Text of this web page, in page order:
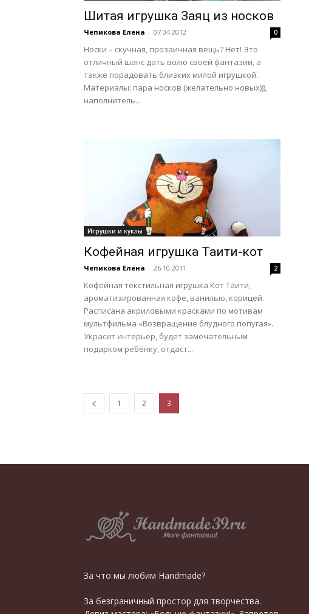
Шитая игрушка Заяц из носков
Чепикова Елена - 07.04.2012 0
Носки – скучная, прозаичная вещь? Нет! Это
отличный шанс дать волю своей фантазии, а
также порадовать близких милой игрушкой.
Материалы: пара носков (желательно новых))),
наполнитель...
Игрушки и куклы
Кофейная игрушка Таити-кот
Чепикова Елена - 26.10.2011 2
Кофейная текстильная игрушка Кот Таити,
ароматизированная кофе, ванилью, корицей.
Расписана акриловыми красками по мотивам
мультфильма «Возвращение блудного попугая».
Украсит интерьер, будет замечательным
подарком ребёнку, отдаст...
1 2 3
За что мы любим Handmade?
За безграничный простор для творчества.